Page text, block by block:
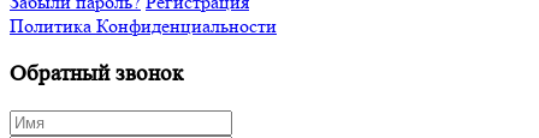
Политика Конфиденциальности
Обратный звонок